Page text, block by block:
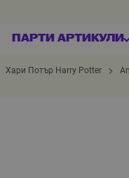
ПАРТИ АРТИКУЛИ
Хари Потър Harry Potter